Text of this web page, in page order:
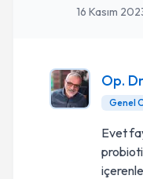
16 Kasım
Op.
Genel
Evet